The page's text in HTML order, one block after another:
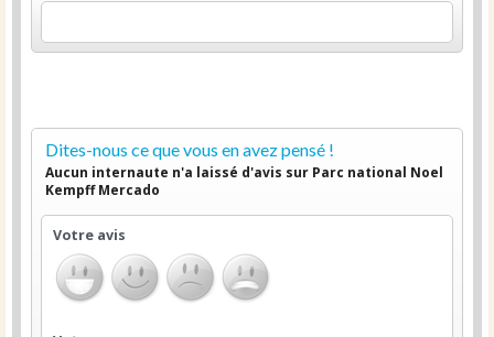
Dites-nous ce que vous en avez pensé !
Aucun internaute n'a laissé d'avis sur Parc national Noel
Kempff Mercado
Votre avis